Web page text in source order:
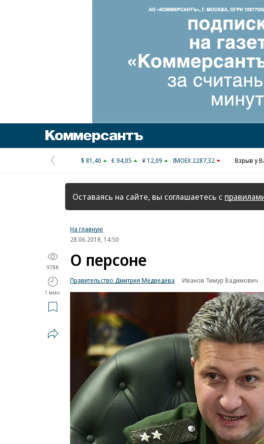
Предыдущая
страница
$ 81,40 € 94,05 ¥ 12,09 IMOEX 2287,32 Взрыв у
Оставаясь на сайте, вы соглашаетесь с
На главную
28.06.2018, 14:50
978K
1 мин.
О персоне
Правительство Дмитрия Медведева Иванов Тимур Вадимович